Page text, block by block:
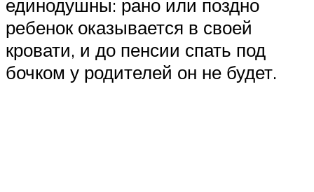
единодушны: рано или поздно
ребенок оказывается в своей
кровати, и до пенсии спать под
бочком у родителей он не будет.